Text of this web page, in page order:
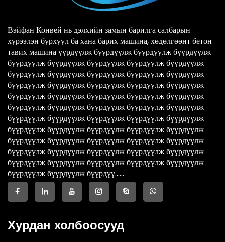
Вэйфан Конвей нь дэлхийн замын барилга салбарын
хүрээлэн бүрхүүл ба хана барих машина, хөдөлгөөнт бетон
тавих машина үүрдүүлж бүүрдүүлж бүүрдүүлж бүүрдүүлж
бүүрдүүлж бүүрдүүлж бүүрдүүлж бүүрдүүлж бүүрдүүлж
бүүрдүүлж бүүрдүүлж бүүрдүүлж бүүрдүүлж бүүрдүүлж
бүүрдүүлж бүүрдүүлж бүүрдүүлж бүүрдүүлж бүүрдүүлж
бүүрдүүлж бүүрдүүлж бүүрдүүлж бүүрдүүлж бүүрдүүлж
бүүрдүүлж бүүрдүүлж бүүрдүүлж бүүрдүүлж бүүрдүүлж
бүүрдүүлж бүүрдүүлж бүүрдүүлж бүүрдүүлж бүүрдүүлж
бүүрдүүлж бүүрдүүлж бүүрдүүлж бүүрдүүлж бүүрдүүлж
бүүрдүүлж бүүрдүүлж бүүрдүүлж бүүрдүүлж бүүрдүүлж
бүүрдүүлж бүүрдүүлж бүүрдүүлж бүүрдүүлж бүүрдүүлж
бүүрдүүлж бүүрдүүлж бүүрдүүлж бүүрдүүлж бүүрдүүлж
бүүрдүүлж бүүрдүүлж бүүрдүү......
Хурдан холбоосууд